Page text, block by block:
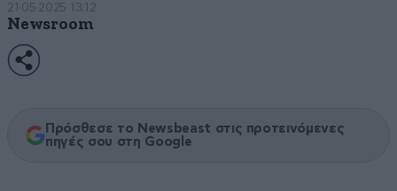
21·05·2025 13:12
Newsroom
Πρόσθεσε το Newsbeast στις προτεινόμενες
πηγές σου στη Google